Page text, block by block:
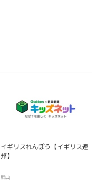
イギリスれんぽう【イギリス連
邦】
辞典